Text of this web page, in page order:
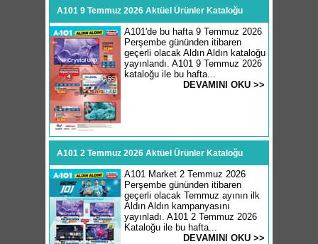
A101 9 Temmuz 2026 Aktüel Ürünler Kataloğu
A101'de bu hafta 9 Temmuz 2026
Perşembe gününden itibaren
geçerli olacak Aldın Aldın kataloğu
yayınlandı. A101 9 Temmuz 2026
kataloğu ile bu hafta...
DEVAMINI OKU >>
A101 2 Temmuz 2026 Aktüel Ürünler Kataloğu
A101 Market 2 Temmuz 2026
Perşembe gününden itibaren
geçerli olacak Temmuz ayının ilk
Aldın Aldın kampanyasını
yayınladı. A101 2 Temmuz 2026
Kataloğu ile bu hafta...
DEVAMINI OKU >>